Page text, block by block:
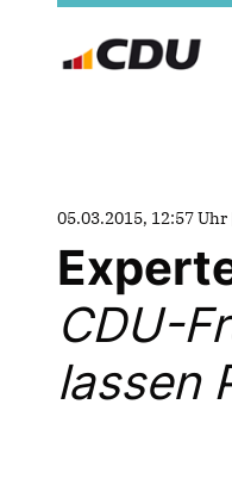
05.03.2015, 12:57
CDU-
lassen